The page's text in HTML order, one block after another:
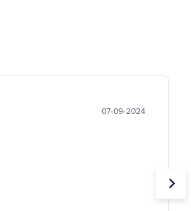
07-09-2024